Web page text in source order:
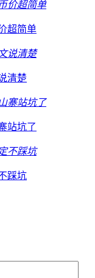
超简单
清楚
站坑了
踩坑